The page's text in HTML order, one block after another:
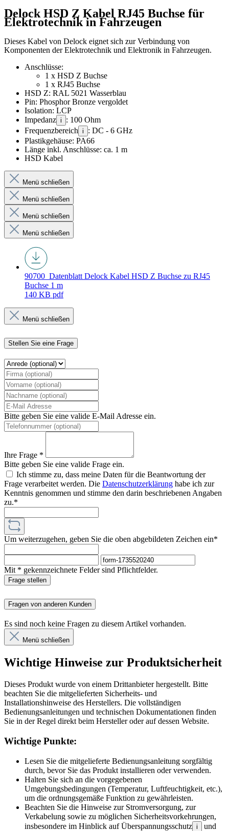
Delock HSD Z Kabel RJ45 Buchse für
Elektrotechnik in Fahrzeugen
Dieses Kabel von Delock eignet sich zur Verbindung von
Komponenten der Elektrotechnik und Elektronik in Fahrzeugen.
Anschlüsse:
1 x HSD Z Buchse
1 x RJ45 Buchse
HSD Z: RAL 5021 Wasserblau
Pin: Phosphor Bronze vergoldet
Isolation: LCP
Impedanz i
: 100 Ohm
Frequenzbereich i
: DC - 6 GHz
Plastikgehäuse: PA66
Länge inkl. Anschlüsse: ca. 1 m
HSD Kabel
Menü schließen
Menü schließen
Menü schließen
Menü schließen
90700_Datenblatt Delock Kabel HSD Z Buchse zu RJ45
Buchse 1 m
140 KB pdf
Menü schließen
Stellen Sie eine Frage
Bitte geben Sie eine valide E-Mail Adresse ein.
Ihre Frage *
Bitte geben Sie eine valide Frage ein.
Ich stimme zu, dass meine Daten für die Beantwortung der
Frage verarbeitet werden. Die Datenschutzerklärung habe ich zur
Kenntnis genommen und stimme den darin beschriebenen Angaben
zu.*
Um weiterzugehen, geben Sie die oben abgebildeten Zeichen ein*
Mit * gekennzeichnete Felder sind Pflichtfelder.
Frage stellen
Fragen von anderen Kunden
Es sind noch keine Fragen zu diesem Artikel vorhanden.
Menü schließen
Wichtige Hinweise zur Produktsicherheit
Dieses Produkt wurde von einem Drittanbieter hergestellt. Bitte
beachten Sie die mitgelieferten Sicherheits- und
Installationshinweise des Herstellers. Die vollständigen
Bedienungsanleitungen und technischen Dokumentationen finden
Sie in der Regel direkt beim Hersteller oder auf dessen Website.
Wichtige Punkte:
Lesen Sie die mitgelieferte Bedienungsanleitung sorgfältig
durch, bevor Sie das Produkt installieren oder verwenden.
Halten Sie sich an die vorgegebenen
Umgebungsbedingungen (Temperatur, Luftfeuchtigkeit, etc.),
um die ordnungsgemäße Funktion zu gewährleisten.
Beachten Sie die Hinweise zur Stromversorgung, zur
Verkabelung sowie zu möglichen Sicherheitsvorkehrungen,
insbesondere im Hinblick auf Überspannungsschutz i
und